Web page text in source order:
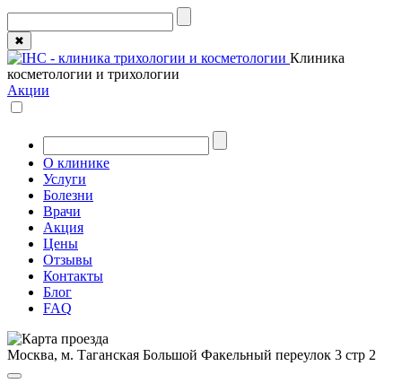
✖
Клиника
косметологии и трихологии
Акции
О клинике
Услуги
Болезни
Врачи
Акция
Цены
Отзывы
Контакты
Блог
FAQ
Москва, м. Таганская Большой Факельный переулок 3 стр 2